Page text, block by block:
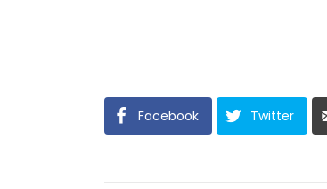
Facebook Twitter